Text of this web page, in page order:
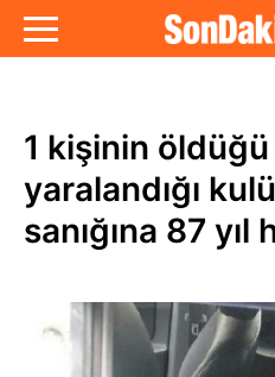
1 kişinin
yaralandığı
sanığına 87 yıl